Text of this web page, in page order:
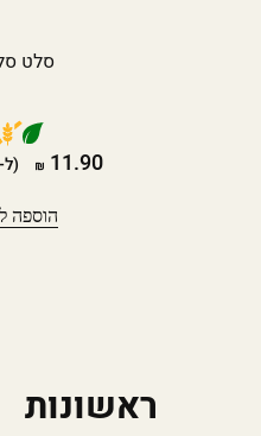
סלט
11.90 (ל-100 גרם)
הוספה
ראשונות